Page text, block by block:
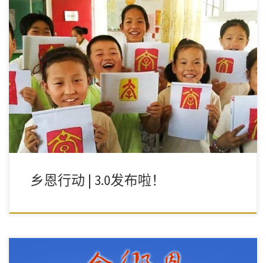
​一场永不停息的生命成长与民风教化之旅！一条精神扶贫与心灵环
保之路！一种致力乡村儿童人格教养、生活教育、健康教育、审美
教育的创新公益模式！
乡恩行动 | 3.0发布啦！